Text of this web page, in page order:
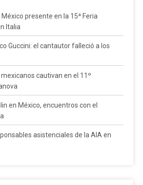
México presente en la 15ª Feria
Italia
Guccini: el cantautor falleció a los
mexicanos cautivan en el 11º
en México, encuentros con el
asistenciales de la AIA en